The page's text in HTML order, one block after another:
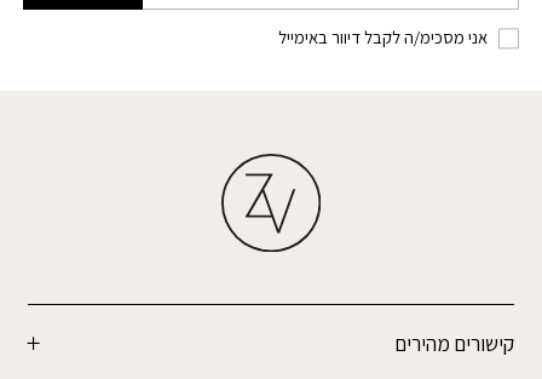
אני מסכימ/ה לקבל דיוור באימייל
קישורים מהירים